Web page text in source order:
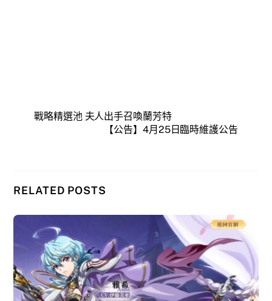
戰略精選池 夫人出手召喚蘭芳特
【公告】4月25日臨時維護公告
RELATED POSTS